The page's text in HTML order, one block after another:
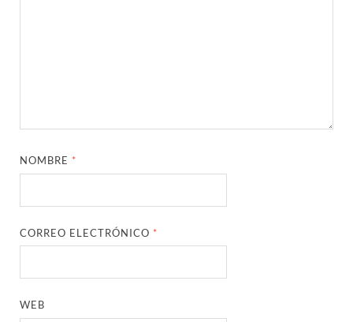
NOMBRE *
CORREO ELECTRÓNICO *
WEB